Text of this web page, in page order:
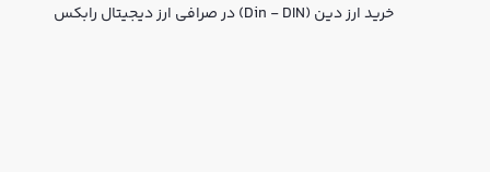
خرید ارز دین (Din - DIN) در صرافی ارز دیجیتال رابکس